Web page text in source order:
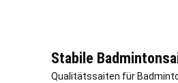
Stabile
Qualitätssaiten für